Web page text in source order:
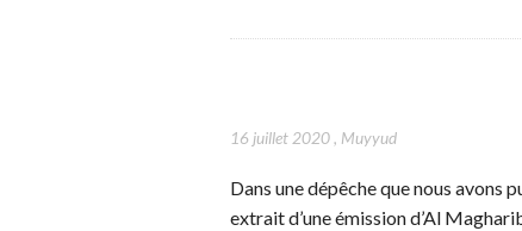
16 juillet 2020, Muyyud
Dans une dépêche que nous avons
extrait d’une émission d’Al